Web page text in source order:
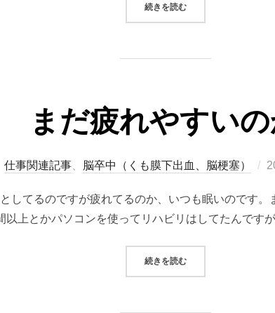
続きを読む“2022/06/28システム
まだ疲れやすい
仕事関連記事、 脳卒中（くも膜下出血、脳梗塞）
してるのですが疲れてるのか、いつも眠いのです
以上とかパソコンを使ってリハビリはしてたんです
続きを読む“まだ疲れやすいのか”